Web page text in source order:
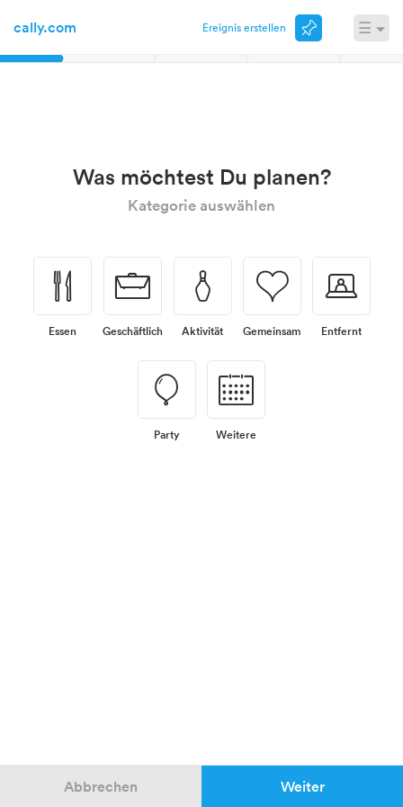
cally.com
Ereignis erstellen
Anmelden
☰
Was möchtest Du planen?
Kategorie auswählen
🍴
Essen
💼
Geschäftlich
🎳
Aktivität
💗
Gemeinsam
💻
Entfernt
🎈
Party
📅
Weitere
Abbrechen Weiter